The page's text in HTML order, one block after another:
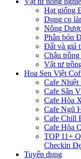
Hạt giống
Dụng cụ
Nông
Phân bón
Đất và giá
Chậu
Vật tư
Hoa Sen Việt
Cafe
Cafe Sân
Cafe Hòa
Cafe Ngũ
Cafe Chill
Cafe Hòa
TOP 11+
Checkin
Tuyển dụng